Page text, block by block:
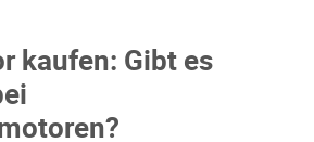
kaufen: Gibt es